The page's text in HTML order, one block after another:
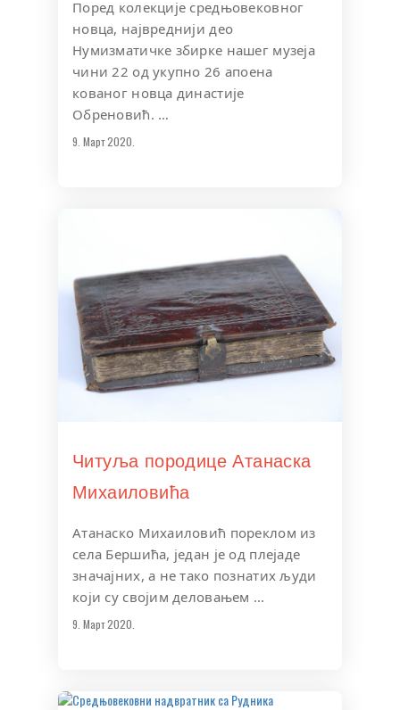
Поред колекције средњовековног
новца, највреднији део
Нумизматичке збирке нашег музеја
чини 22 од укупно 26 апоена
кованог новца династије
Обреновић. …
9. Март 2020.
Читуља породице Атанаска
Михаиловића
Атанаско Михаиловић пореклом из
села Бершића, један је од плејаде
значајних, а не тако познатих људи
који су својим деловањем …
9. Март 2020.